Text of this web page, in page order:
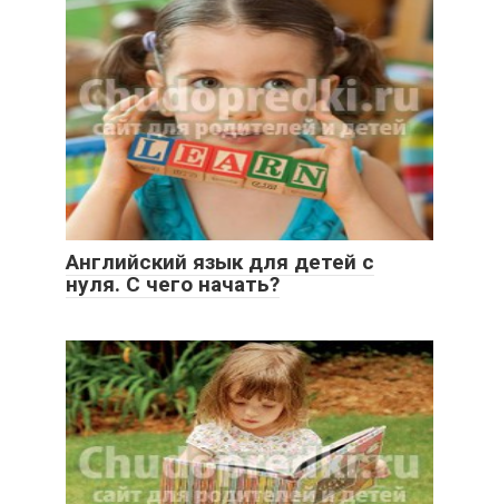
Английский язык для детей с
нуля. С чего начать?